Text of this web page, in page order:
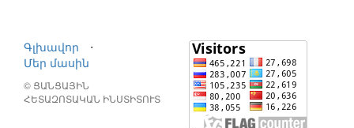
Գլխավոր
⋅
Մեր մասին
© ՑԱՆՑԱՅԻՆ
ՀԵՏԱԶՈՏԱԿԱՆ ԻՆՍՏԻՏՈՒՏ